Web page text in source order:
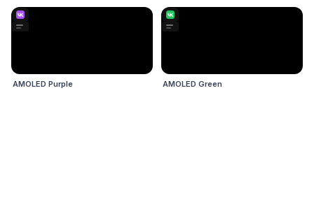
AMOLED Purple AMOLED Green